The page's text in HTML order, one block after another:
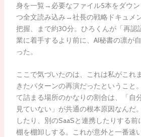
身を一覧→必要なファイル5本をダウ
つ全文読み込み→社長の戦略ドキュメ
把握、まで約30分。ひろくんが「再認
業に着手するより前に、AI秘書の凛が
った。
ここで気づいたのは、これは私がこれ
きたパターンの再演だったということ
て詰まる場所のかなりの割合は、「自
見ていない」が共通の根本原因なんだ
したり、別のSaaSと連携したりする
棚を棚卸しする。これが意外と一番速い